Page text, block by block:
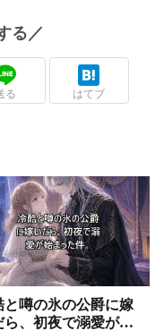
る／
る はてブ
と噂の氷の公爵に嫁
ら、初夜で溺愛が始